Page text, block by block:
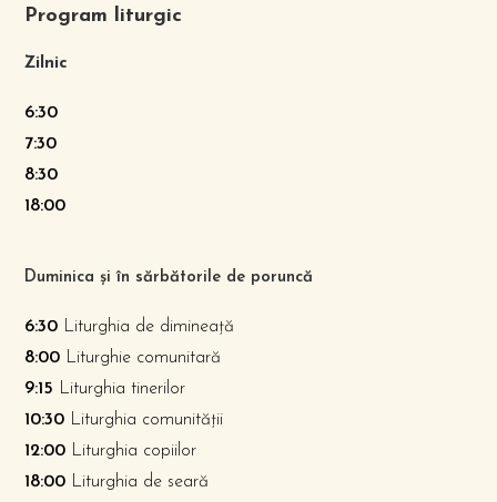
Program liturgic
Zilnic
6:30
7:30
8:30
18:00
Duminica și în sărbătorile de poruncă
6:30 Liturghia de dimineață
8:00 Liturghie comunitară
9:15 Liturghia tinerilor
10:30 Liturghia comunității
12:00 Liturghia copiilor
18:00 Liturghia de seară